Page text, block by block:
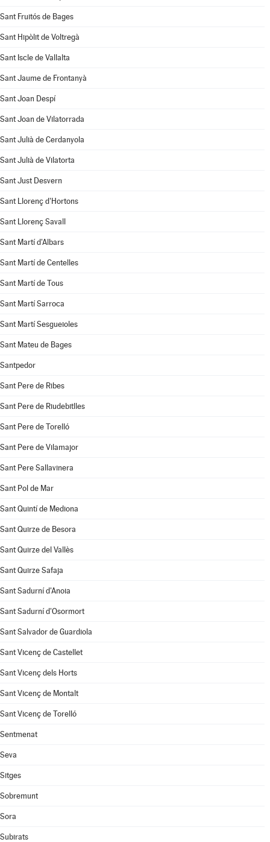
Sant Fruitós de Bages
Sant Hipòlit de Voltregà
Sant Iscle de Vallalta
Sant Jaume de Frontanyà
Sant Joan Despí
Sant Joan de Vilatorrada
Sant Julià de Cerdanyola
Sant Julià de Vilatorta
Sant Just Desvern
Sant Llorenç d'Hortons
Sant Llorenç Savall
Sant Martí d'Albars
Sant Martí de Centelles
Sant Martí de Tous
Sant Martí Sarroca
Sant Martí Sesgueioles
Sant Mateu de Bages
Santpedor
Sant Pere de Ribes
Sant Pere de Riudebitlles
Sant Pere de Torelló
Sant Pere de Vilamajor
Sant Pere Sallavinera
Sant Pol de Mar
Sant Quintí de Mediona
Sant Quirze de Besora
Sant Quirze del Vallès
Sant Quirze Safaja
Sant Sadurní d'Anoia
Sant Sadurní d'Osormort
Sant Salvador de Guardiola
Sant Vicenç de Castellet
Sant Vicenç dels Horts
Sant Vicenç de Montalt
Sant Vicenç de Torelló
Sentmenat
Seva
Sitges
Sobremunt
Sora
Subirats